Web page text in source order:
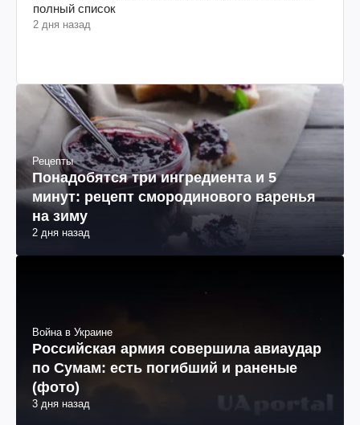
полный список
2 дня назад
Рецепты
Понадобятся три ингредиента и 5
минут: рецепт смородинового варенья
на зиму
2 дня назад
Война в Украине
Российская армия совершила авиаудар
по Сумам: есть погибший и раненые
(фото)
3 дня назад